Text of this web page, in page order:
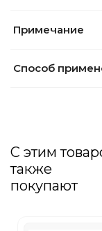
Примечание
Способ
С этим
также
покупают